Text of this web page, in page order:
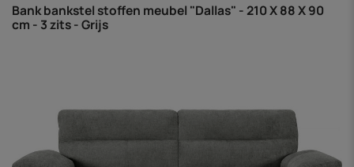
Bank bankstel stoffen meubel "Dallas" - 210 X 88 X 90
cm - 3 zits - Grijs